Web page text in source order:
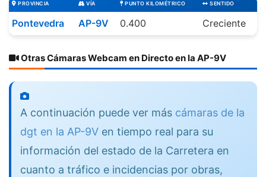
PROVINCIA VÍA PUNTO KILOMÉTRICO SENTIDO
Pontevedra AP-9V 0.400 Creciente
Otras Cámaras Webcam en Directo en la AP-9V
A continuación puede ver más cámaras de la
dgt en la AP-9V en tiempo real para su
información del estado de la Carretera en
cuanto a tráfico e incidencias por obras,